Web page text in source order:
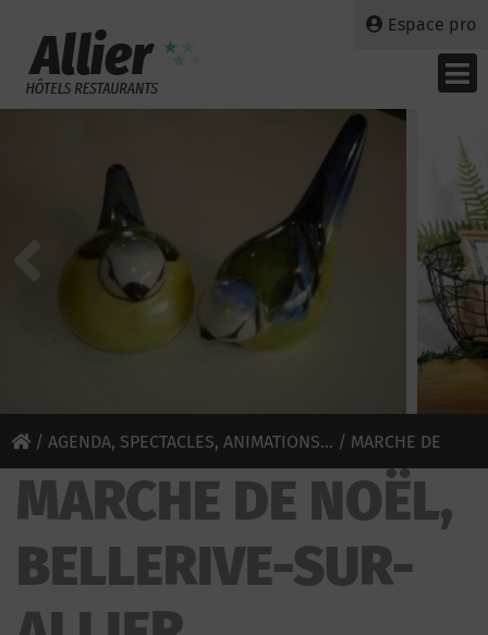
Espace pro
/ AGENDA, SPECTACLES, ANIMATIONS... / MARCHE DE
NOËL
MARCHE DE NOËL,
BELLERIVE-SUR-